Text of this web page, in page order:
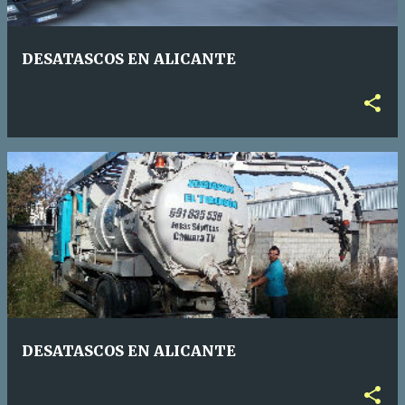
d
DESATASCOS EN ALICANTE
DESATASCOS EN ALICANTE